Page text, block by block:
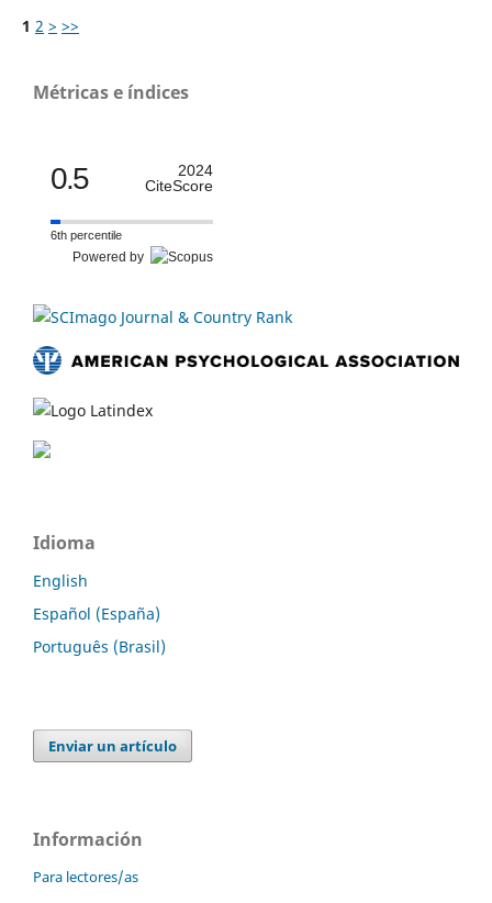
1 2 > >>
Métricas e índices
0.5
2024
CiteScore
6th percentile
Powered by
Idioma
English
Español (España)
Português (Brasil)
Enviar un artículo
Información
Para lectores/as